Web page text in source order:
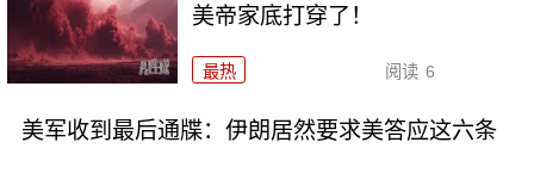
美帝家底打穿了！
最热 阅读 6
美军收到最后通牒：伊朗居然要求美答应这六条